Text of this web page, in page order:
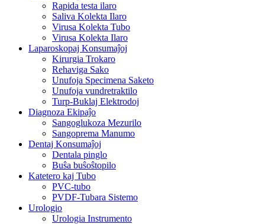
Rapida testa ilaro
Saliva Kolekta Ilaro
Virusa Kolekta Tubo
Virusa Kolekta Ilaro
Laparoskopaj Konsumaĵoj
Kirurgia Trokaro
Rehaviga Sako
Unufoja Specimena Saketo
Unufoja vundretraktilo
Turp-Buklaj Elektrodoj
Diagnoza Ekipaĵo
Sangoglukoza Mezurilo
Sangoprema Manumo
Dentaj Konsumaĵoj
Dentala pinglo
Buŝa buŝoŝtopilo
Katetero kaj Tubo
PVC-tubo
PVDF-Tubara Sistemo
Urologio
Urologia Instrumento